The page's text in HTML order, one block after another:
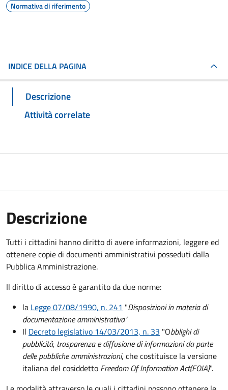
Normativa di riferimento
INDICE DELLA PAGINA
Descrizione
Attività correlate
Descrizione
Tutti i cittadini hanno diritto di avere informazioni, leggere ed
ottenere copie di documenti amministrativi posseduti dalla
Pubblica Amministrazione.
Il diritto di accesso è garantito da due norme:
la Legge 07/08/1990, n. 241 "Disposizioni in materia di
documentazione amministrativa"
Il Decreto legislativo 14/03/2013, n. 33 "Obblighi di
pubblicità, trasparenza e diffusione di informazioni da parte
delle pubbliche amministrazioni, che costituisce la versione
italiana del cosiddetto Freedom Of Information Act(FOIA)".